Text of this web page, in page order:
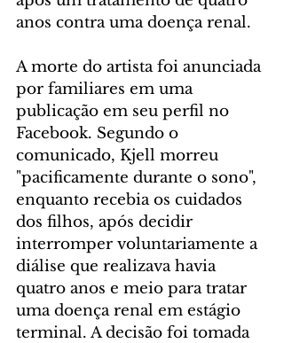
anos contra uma doença renal.
A morte do artista foi anunciada
por familiares em uma
publicação em seu perfil no
Facebook. Segundo o
comunicado, Kjell morreu
"pacificamente durante o sono",
enquanto recebia os cuidados
dos filhos, após decidir
interromper voluntariamente a
diálise que realizava havia
quatro anos e meio para tratar
uma doença renal em estágio
terminal. A decisão foi tomada